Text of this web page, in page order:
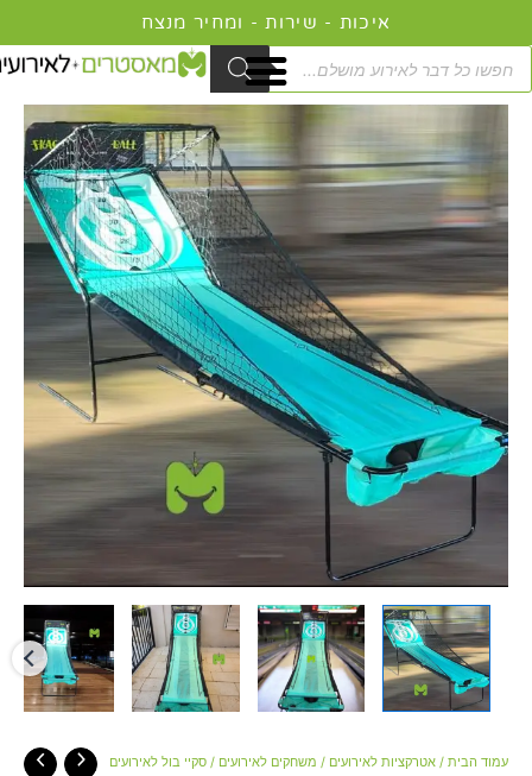
לתוכן
Products
search
עמוד הבית / אטרקציות לאירועים / משחקים לאירועים / סקיי בול לאירועים
המקורי
היה:
הוא:
לאירועים